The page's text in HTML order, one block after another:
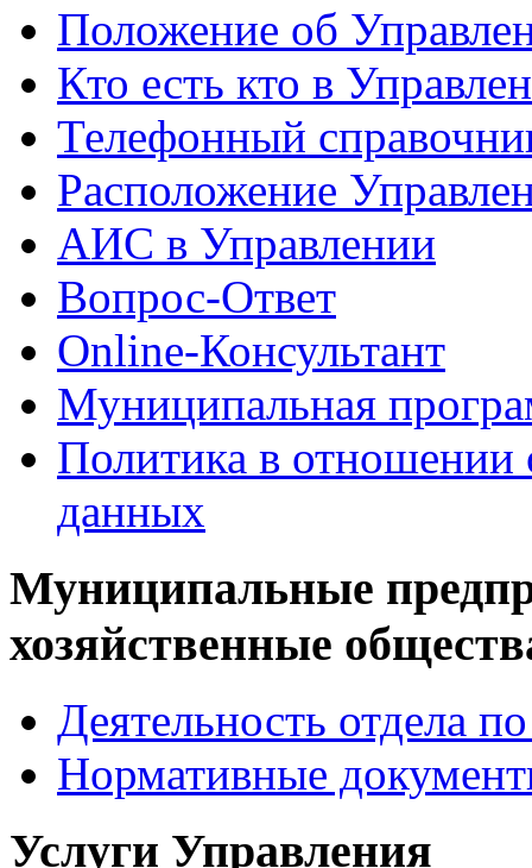
Положение об
Кто есть кто в
Телефонный
Расположение
АИС в Управлении
Вопрос-Ответ
Online-Консультант
Муниципальная
Политика в отношении
данных
Муниципальные
хозяйственные
Деятельность отдела
Нормативные
Услуги Управления